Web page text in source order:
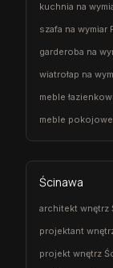
kuchnia na
szafa na wymiar
garderoba na
wiatrołap na
meble
meble
Ścinawa
architekt wnętrz
projektant
projekt wnętrz